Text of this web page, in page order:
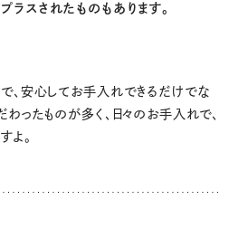
ラスされたものもあります。
、安心してお手入れできるだけでな
わったものが多く、日々のお手入れで、
よ。